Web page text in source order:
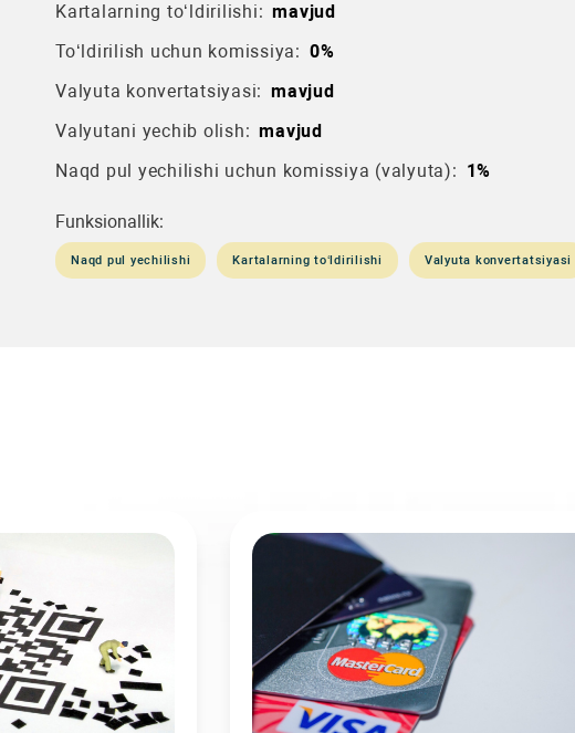
Kartalarning to‘ldirilishi: mavjud
To‘ldirilish uchun komissiya: 0%
Valyuta konvertatsiyasi: mavjud
Valyutani yechib olish: mavjud
Naqd pul yechilishi uchun komissiya (valyuta): 1%
Funksionallik:
Naqd pul yechilishi Kartalarning to‘ldirilishi Valyuta konvertatsiyasi